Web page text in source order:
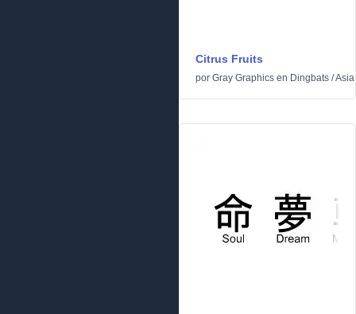
Citrus Fruits
por Gray Graphics en Dingbats /Asia